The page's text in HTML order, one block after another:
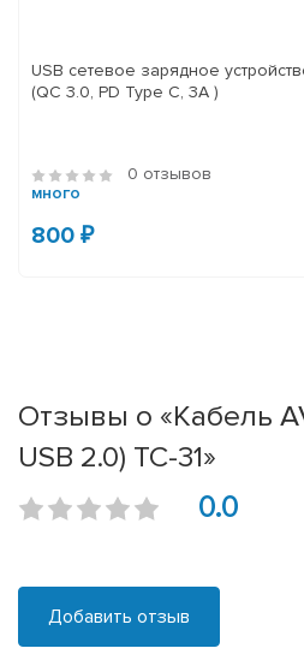
USB сетевое зарядное
(QC 3.0, PD Type C, 3A )
0 отзывов
много
800 ₽
Отзывы о «Кабель
USB 2.0) TC-31»
0.0
Добавить отзыв